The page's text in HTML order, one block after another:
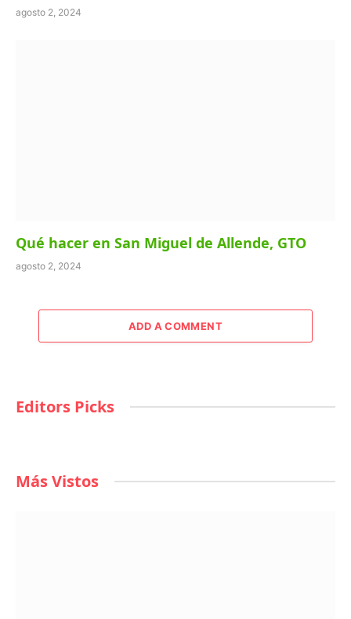
agosto 2, 2024
Qué hacer en San Miguel de Allende, GTO
agosto 2, 2024
ADD A COMMENT
Editors Picks
Más Vistos